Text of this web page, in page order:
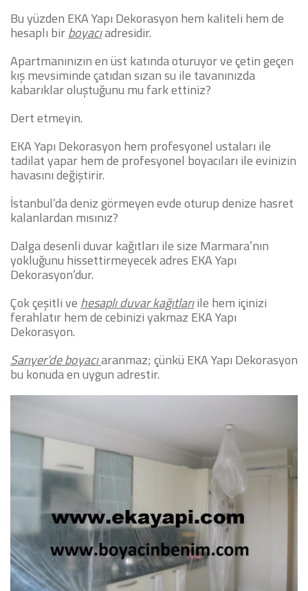
Bu yüzden EKA Yapı Dekorasyon hem kaliteli hem de
hesaplı birboyacıadresidir.
Apartmanınızın en üst katında oturuyor ve çetin geçen
kış mevsiminde çatıdan sızan su ile tavanınızda
kabarıklar oluştuğunu mu fark ettiniz?
Dert etmeyin.
EKA Yapı Dekorasyon hem profesyonel ustaları ile
tadilat yapar hem de profesyonel boyacıları ile evinizin
havasını değiştirir.
İstanbul’da deniz görmeyen evde oturup denize hasret
kalanlardan mısınız?
Dalga desenli duvar kağıtları ile size Marmara’nın
yokluğunu hissettirmeyecek adres EKA Yapı
Dekorasyon’dur.
Çok çeşitli ve hesaplı duvar kağıtlarıile hem içinizi
ferahlatır hem de cebinizi yakmaz EKA Yapı
Dekorasyon.
Sarıyer’de boyacıaranmaz; çünkü EKA Yapı Dekorasyon
bu konuda en uygun adrestir.